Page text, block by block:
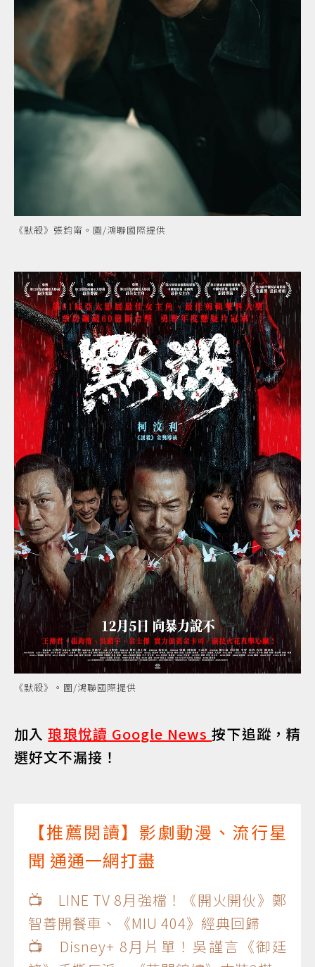
《默殺》張鈞甯。圖/鴻聯國際提供
《默殺》。圖/鴻聯國際提供
加入琅琅悅讀 Google News按下追蹤，精
選好文不漏接！
【推薦閱讀】影劇動漫、流行星
聞 通通一網打盡
📺 LINE TV 8月強檔！《開火開伙》鄭
智善開餐車、《MIU 404》經典回歸
📺 Disney+ 8月片單！吳謹言《御廷